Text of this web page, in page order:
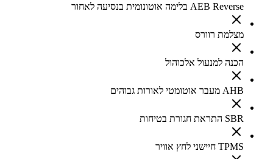
AEB Reverse בלימה אוטונומית בנסיעה לאחור
מצלמת רוורס
הכנה למנעול אלכוהול
AHB מעבר אוטומטי לאורות גבוהים
SBR התראת חגורת בטיחות
TPMS חיישני לחץ אוויר